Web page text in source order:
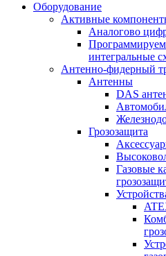
Оборудование
Активные
Аналогово
интегральные
Антенно-фидерный
Антенны
DAS
Грозозащита
Газовые